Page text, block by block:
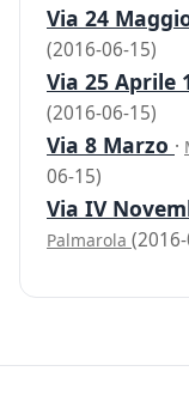
Via 24
(2016-06-15)
Via 25 Aprile
(2016-06-15)
Via 8 Marzo ·
06-15)
Via IV
Palmarola